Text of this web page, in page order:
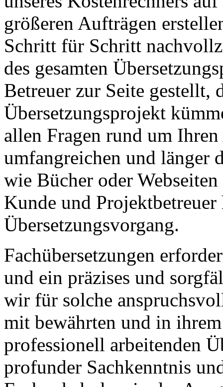
größeren Aufträgen
Schritt für Schritt
des gesamten
Betreuer zur Seite gestellt,
Übersetzungsprojekt
allen Fragen rund um
umfangreichen und länger
wie Bücher oder
Kunde und
Übersetzungsvorgang.
Fachübersetzungen
und ein präzises und
wir für solche
mit bewährten und in
professionell arbeitenden
profunder Sachkenntnis